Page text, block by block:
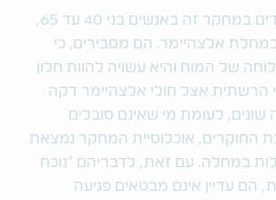
החוקרים מתמקדים במחקר זה באנשים בני 40 עד 65,
אלצהיימר. הם מסבירים, כי
של המוח והיא עשויה להוות חלון
כי הרשתית אצל חולי אלצהיימר דקה
שונים, לעומת מי שאינם סובלים
החוקרים, אוכלוסיית המחקר נמצאת
במחלה. עם זאת, לדבריהם "נוכח
הם עדיין אינם מבטאים פגיעה